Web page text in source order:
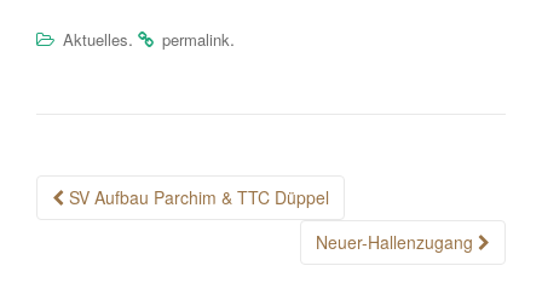
Aktuelles. permalink.
Post
SV Aufbau Parchim & TTC Düppel
Neuer-Hallenzugang